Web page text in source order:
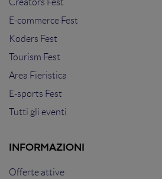
Creators Fest
E-commerce Fest
Koders Fest
Tourism Fest
Area Fieristica
E-sports Fest
Tutti gli eventi
INFORMAZIONI
Offerte attive